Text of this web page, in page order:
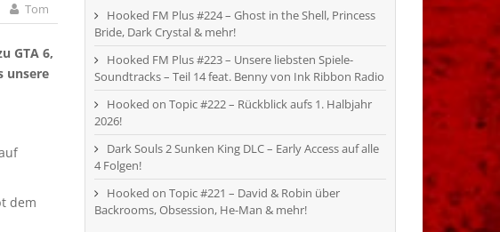
Tom
GTA 6,
unsere
dem
Hooked FM Plus #224 – Ghost in the Shell, Princess
Bride, Dark Crystal & mehr!
Hooked FM Plus #223 – Unsere liebsten Spiele-
Soundtracks – Teil 14 feat. Benny von Ink Ribbon Radio
Hooked on Topic #222 – Rückblick aufs 1. Halbjahr
2026!
Dark Souls 2 Sunken King DLC – Early Access auf alle
4 Folgen!
Hooked on Topic #221 – David & Robin über
Backrooms, Obsession, He-Man & mehr!